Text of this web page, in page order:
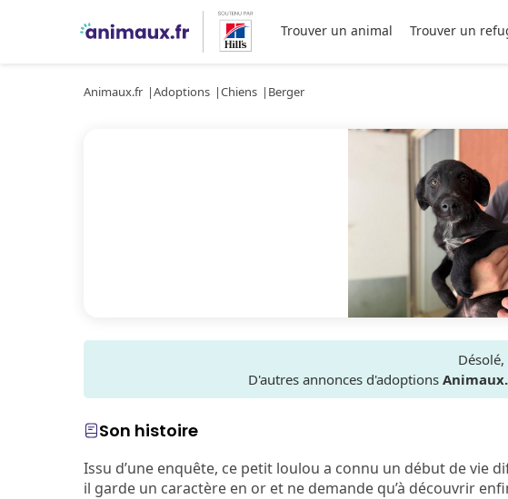
Trouver un animal Trouver un
Animaux.fr Adoptions Chiens Berger
Désolé,
D'autres annonces d'adoptions
Son histoire
Issu d’une enquête, ce petit loulou a connu un début de vie
il garde un caractère en or et ne demande qu’à découvrir